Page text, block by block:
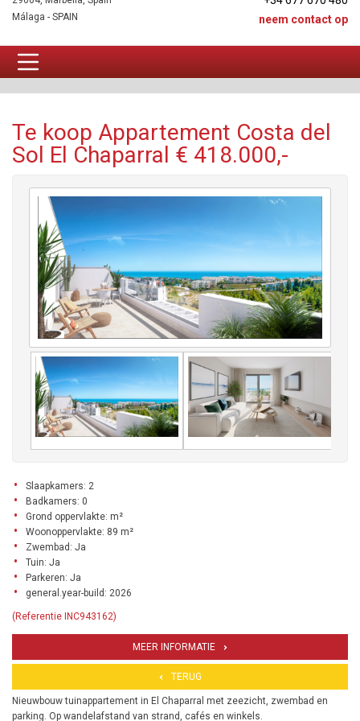
neem contact op
Málaga - SPAIN
Te koop Appartement Costa del
Sol El Chaparral € 418.000,-
Slaapkamers: 2
Badkamers: 0
Grond oppervlakte: m²
Woonoppervlakte: 89 m²
Zwembad: Ja
Tuin: Ja
Parkeren: Ja
general.year-build: 2026
(Referentie INC943162)
MEER INFORMATIE
TERUG
Nieuwbouw tuinappartement in El Chaparral met zeezicht, zwembad en
parking. Op wandelafstand van strand, cafés en winkels.